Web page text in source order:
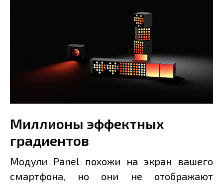
Миллионы эффектных
градиентов
Модули Panel похожи на экран вашего
смартфона, но они не отображают